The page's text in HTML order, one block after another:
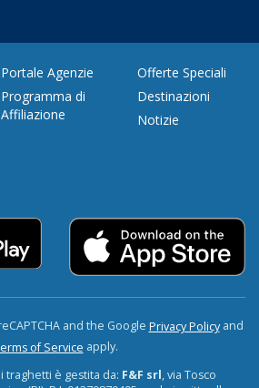
Portale Agenzie
Programma di
Affiliazione
Offerte Speciali
Destinazioni
Notizie
and the Google Privacy Policyand
of Service apply.
traghetti è gestita da: F&F srl, via Tosco